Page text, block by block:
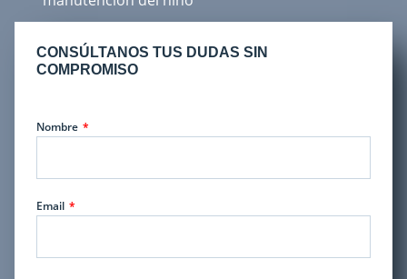
CONSÚLTANOS TUS DUDAS SIN
COMPROMISO
Nombre
Email